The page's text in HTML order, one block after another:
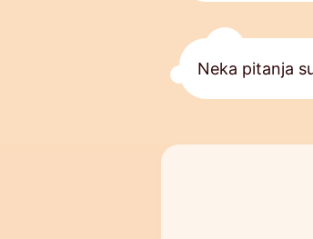
Neka pitanja